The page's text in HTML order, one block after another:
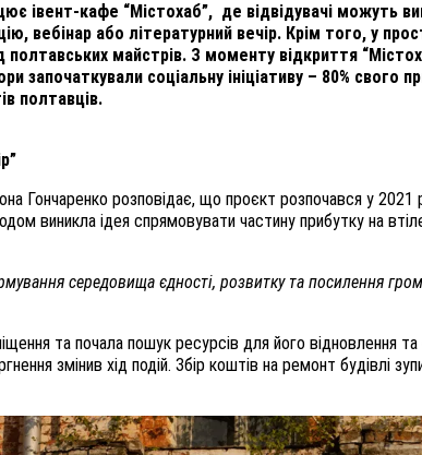
івент-кафе “Містохаб”, де відвідувачі можуть
вебінар або літературний вечір. Крім того, у
полтавських майстрів. З моменту відкриття
започаткували соціальну ініціативу – 80% свого
полтавців.
Гончаренко розповідає, що проєкт розпочався у 2021
виникла ідея спрямовувати частину прибутку на
середовища єдності, розвитку та посилення
та почала пошук ресурсів для його відновлення
змінив хід подій. Збір коштів на ремонт будівлі